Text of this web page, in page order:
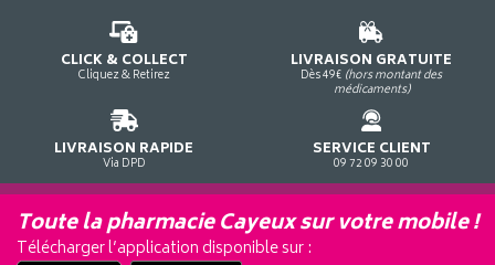
CLICK & COLLECT
Cliquez & Retirez
LIVRAISON GRATUITE
Dès 49€ (hors montant des
médicaments)
LIVRAISON RAPIDE
Via DPD
SERVICE CLIENT
09 72 09 30 00
Toute la pharmacie Cayeux sur votre mobile !
Télécharger l’application disponible sur :